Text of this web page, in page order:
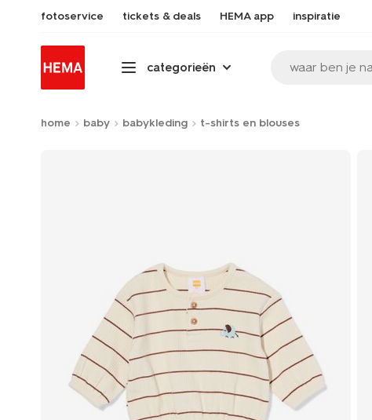
fotoservice tickets & deals HEMA app inspiratie
categorieën waar ben je
home baby babykleding t-shirts en blouses